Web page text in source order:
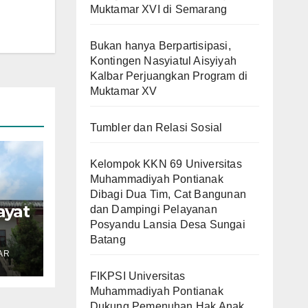
Muktamar XVI di Semarang
Bukan hanya Berpartisipasi,
Kontingen Nasyiatul Aisyiyah
Kalbar Perjuangkan Program di
Muktamar XV
Tumbler dan Relasi Sosial
Kelompok KKN 69 Universitas
Muhammadiyah Pontianak
Dibagi Dua Tim, Cat Bangunan
dan Dampingi Pelayanan
Posyandu Lansia Desa Sungai
Batang
FIKPSI Universitas
Muhammadiyah Pontianak